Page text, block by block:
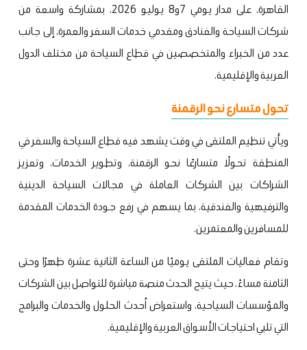
القاهرة، على مدار يومي 7و8 يوليو 2026، بمشاركة واسعة من
شركات السياحة والفنادق ومقدمي خدمات السفر والعمرة، إلى جانب
عدد من الخبراء والمتخصصين في قطاع السياحة من مختلف الدول
العربية والإقليمية.
تحول متسارع نحو الرقمنة
ويأتي تنظيم الملتقى في وقت يشهد فيه قطاع السياحة والسفر في
المنطقة تحولًا متسارعًا نحو الرقمنة، وتطوير الخدمات، وتعزيز
الشراكات بين الشركات العاملة في مجالات السياحة الدينية
والترفيهية والفندقية، بما يسهم في رفع جودة الخدمات المقدمة
للمسافرين والمعتمرين.
وتقام فعاليات الملتقى يوميًا من الساعة الثانية عشرة ظهرًا وحتى
الثامنة مساءً، حيث يتيح الحدث منصة مباشرة للتواصل بين الشركات
والمؤسسات السياحية، واستعراض أحدث الحلول والخدمات والبرامج
التي تلبي احتياجات الأسواق العربية والإقليمية.